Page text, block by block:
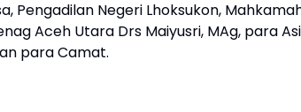
Pengadilan Negeri Lhoksukon,
Aceh Utara Drs Maiyusri, MAg, para
para Camat.